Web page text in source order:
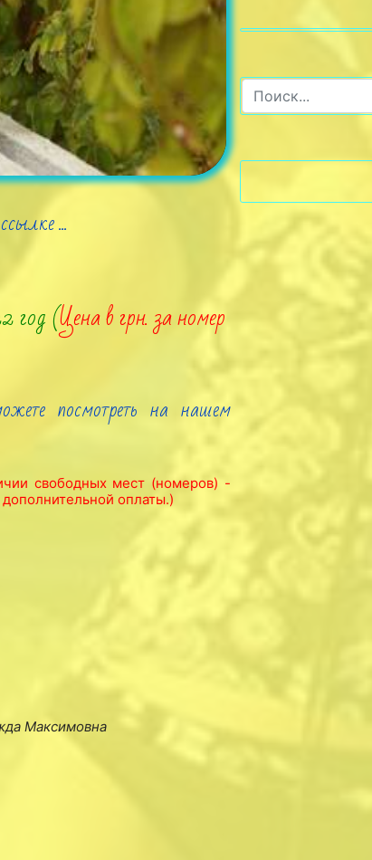
...
год (Цена в грн. за номер
посмотреть на нашем
свободных мест (номеров) -
оплаты.)
Максимовна